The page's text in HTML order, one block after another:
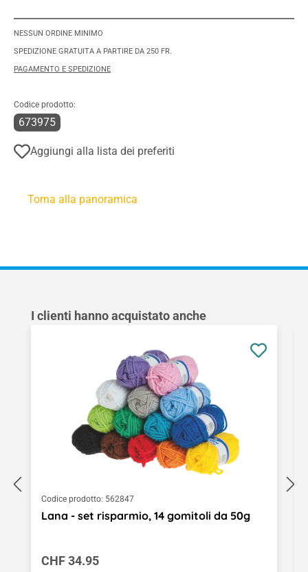
NESSUN ORDINE MINIMO
SPEDIZIONE GRATUITA A PARTIRE DA 250 FR.
PAGAMENTO E SPEDIZIONE
Codice prodotto:
673975
Aggiungi alla lista dei preferiti
Torna alla panoramica
Salta la galleria dei prodotti
I clienti hanno acquistato anche
Codice prodotto: 562847
Lana - set risparmio, 14 gomitoli da 50g
Prezzo normale:
CHF 34.95